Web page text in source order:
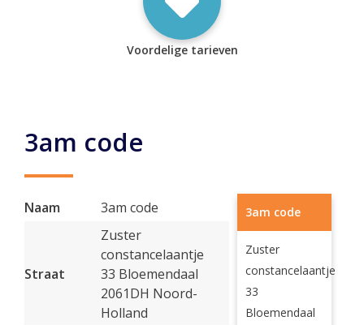
Voordelige tarieven
3am code
Naam 3am code
Straat
Zuster
constancelaantje
33 Bloemendaal
2061DH Noord-
Holland
3am code
Zuster
constancelaantje
33
Bloemendaal